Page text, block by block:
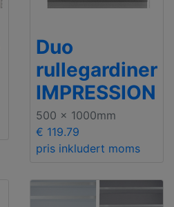
Duo
rullegardiner
IMPRESSION
500 x 1000mm
€ 119.79
pris inkludert moms